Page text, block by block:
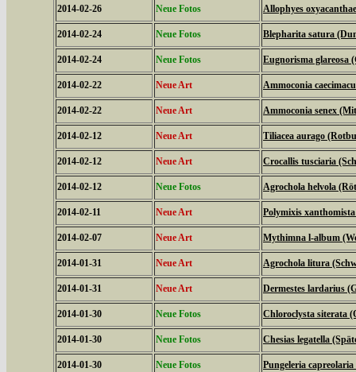
2014-02-26 Neue Fotos Allophyes
2014-02-24 Neue Fotos Blepharita satura
2014-02-24 Neue Fotos Eugnorisma glareosa
2014-02-22 Neue Art Ammoconia
2014-02-22 Neue Art Ammoconia senex
2014-02-12 Neue Art Tiliacea aurago
2014-02-12 Neue Art Crocallis tusciaria
2014-02-12 Neue Fotos Agrochola helvola
2014-02-11 Neue Art Polymixis
2014-02-07 Neue Art Mythimna l-album
2014-01-31 Neue Art Agrochola litura
2014-01-31 Neue Art Dermestes lardarius
2014-01-30 Neue Fotos Chloroclysta siterata
2014-01-30 Neue Fotos Chesias legatella
2014-01-30 Neue Fotos Pungeleria